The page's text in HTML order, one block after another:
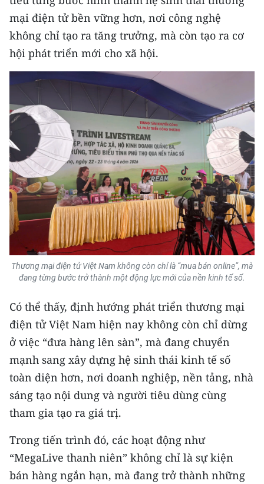
mại điện tử bền vững hơn, nơi công nghệ
không chỉ tạo ra tăng trưởng, mà còn tạo ra cơ
hội phát triển mới cho xã hội.
Thương mại điện tử Việt Nam không còn chỉ là “mua bán online”, mà
đang từng bước trở thành một động lực mới của nền kinh tế số.
Có thể thấy, định hướng phát triển thương mại
điện tử Việt Nam hiện nay không còn chỉ dừng
ở việc “đưa hàng lên sàn”, mà đang chuyển
mạnh sang xây dựng hệ sinh thái kinh tế số
toàn diện hơn, nơi doanh nghiệp, nền tảng, nhà
sáng tạo nội dung và người tiêu dùng cùng
tham gia tạo ra giá trị.
Trong tiến trình đó, các hoạt động như
“MegaLive thanh niên” không chỉ là sự kiện
bán hàng ngắn hạn, mà đang trở thành những